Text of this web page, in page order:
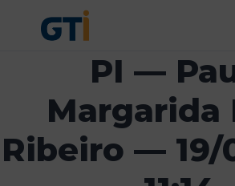
PI —
Margarida
Ribeiro — 19/